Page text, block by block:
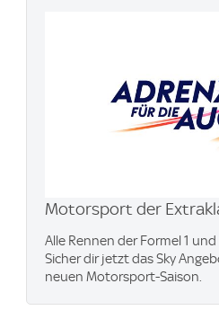
Motorsport der
Alle Rennen der Formel 1 und
Sicher dir jetzt das Sky
neuen Motorsport-Saison.